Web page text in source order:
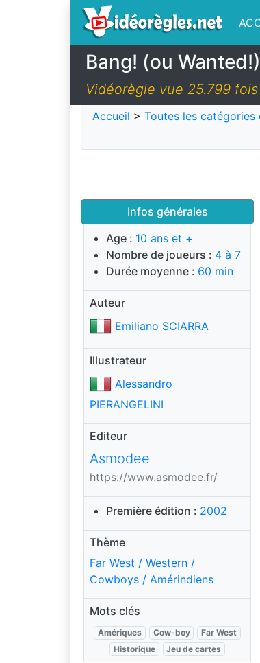
Bang! (ou Wanted!)
Vidéorègle vue 25.799 fois
Accueil > Toutes les catégories
Infos générales
Age : 10 ans et +
Nombre de joueurs : 4 à 7
Durée moyenne : 60 min
Auteur
Emiliano SCIARRA
Illustrateur
Alessandro
PIERANGELINI
Editeur
Asmodee
https://www.asmodee.fr/
Première édition : 2002
Thème
Far West / Western /
Cowboys / Amérindiens
Mots clés
Amériques Cow-boy
Far West
Historique
Jeu de cartes